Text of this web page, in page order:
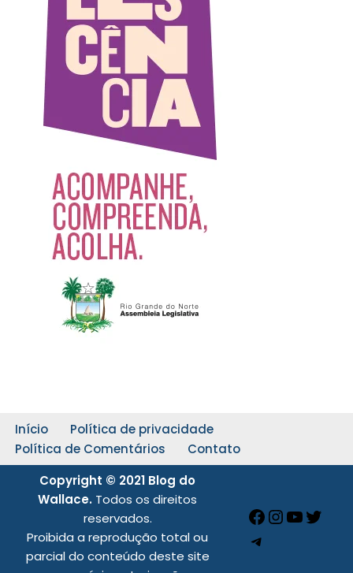
Início
Política de privacidade
Política de Comentários
Contato
Copyright © 2021 Blog do
Wallace. Todos os direitos
reservados.
Proibida a reprodução total ou
parcial do conteúdo deste site